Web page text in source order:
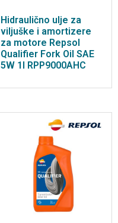
Hidraulično ulje za
viljuške i amortizere
za motore Repsol
Qualifier Fork Oil SAE
5W 1l RPP9000AHC